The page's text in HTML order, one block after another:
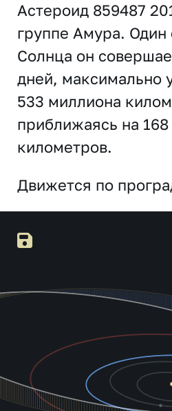
Астероид 859487
группе Амура. Один
Солнца он
дней, максимально
533 миллиона
приближаясь на
километров.
Движется по